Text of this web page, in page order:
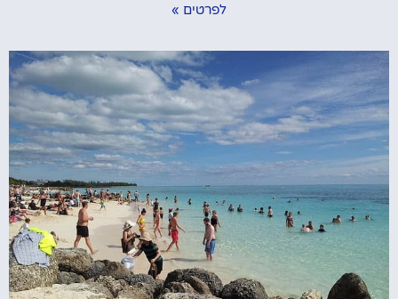
לפרטים »